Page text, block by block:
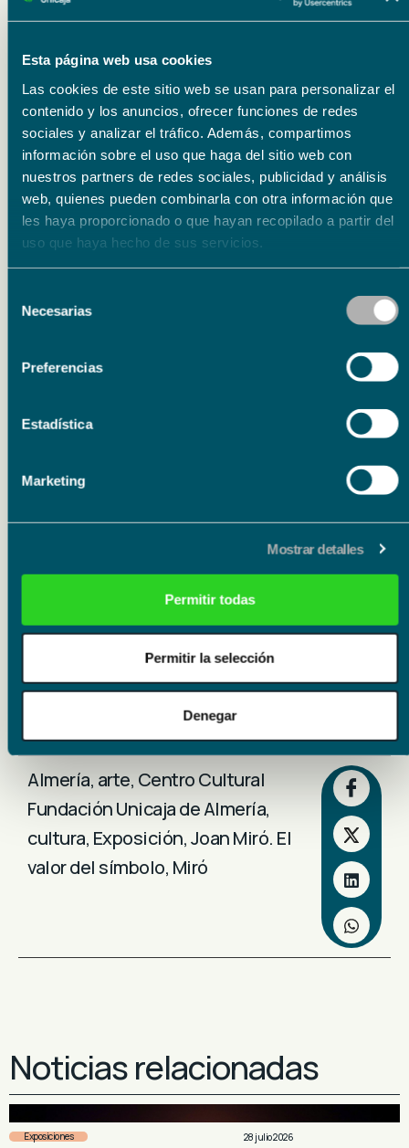
Esta página web usa cookies
Las cookies de este sitio web se usan para personalizar el
contenido y los anuncios, ofrecer funciones de redes
sociales y analizar el tráfico. Además, compartimos
información sobre el uso que haga del sitio web con
nuestros partners de redes sociales, publicidad y análisis
web, quienes pueden combinarla con otra información que
les haya proporcionado o que hayan recopilado a partir del
uso que haya hecho de sus servicios.
Necesarias
Preferencias
Estadística
Marketing
Mostrar detalles
Permitir todas
Permitir la selección
Denegar
para todos los públicos durante los meses
de julio, agosto, septiembre y octubre, que
contarán con un pase semanal en
diferentes horarios. Las personas
interesadas pueden reservar su visita
previa inscripción en el correo
mediacionculturalalmeria@fundacionunicaja.com
o en el teléfono 950 18 22 86.
Almería, arte, Centro Cultural
Fundación Unicaja de Almería,
cultura, Exposición,Joan Miró. El
valor del símbolo, Miró
Noticias relacionadas
Exposiciones 28 julio 2026